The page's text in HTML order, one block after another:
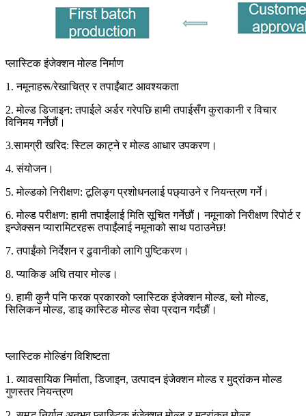
प्लास्टिक इंजेक्शन मोल्ड निर्माण
1. नमूनाहरू/रेखाचित्र र तपाईंबाट आवश्यकता
2. मोल्ड डिजाइन: तपाईले अर्डर गरेपछि हामी तपाईसँग कुराकानी र विचार
विनिमय गर्नेछौं।
3.सामग्री खरिद: स्टिल काट्ने र मोल्ड आधार उपकरण।
4. संयोजन।
5. मोल्डको निरीक्षण: टूलिङ्ग प्रशोधनलाई पछ्याउने र नियन्त्रण गर्ने।
6. मोल्ड परीक्षण: हामी तपाईंलाई मिति सूचित गर्नेछौं। नमूनाको निरीक्षण रिपोर्ट र
इन्जेक्सन प्यारामिटरहरू तपाईंलाई नमूनाको साथ पठाउनेछ!
7. तपाईंको निर्देशन र ढुवानीको लागि पुष्टिकरण।
8. प्याकिङ अघि तयार मोल्ड।
9. हामी कुनै पनि फरक प्रकारको प्लास्टिक इंजेक्शन मोल्ड, ब्लो मोल्ड,
सिलिकन मोल्ड, डाइ कास्टिङ मोल्ड सेवा प्रदान गर्दछौं।
प्लास्टिक मोल्डिंग विशिष्टता
1. व्यावसायिक निर्माता, डिजाइन, उत्पादन इंजेक्शन मोल्ड र मुद्रांकन मोल्ड
गुणस्तर नियन्त्रण